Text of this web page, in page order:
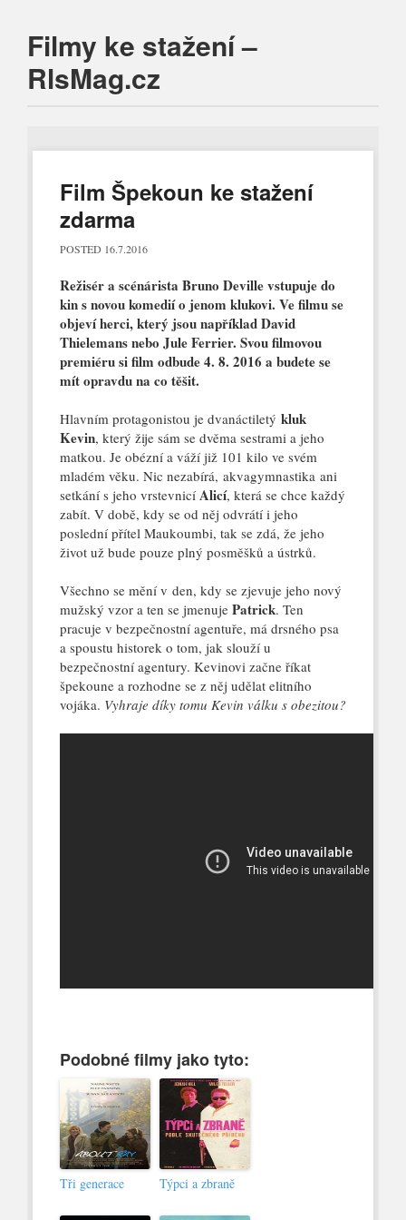
Filmy ke stažení –
RlsMag.cz
content
Film Špekoun ke stažení
zdarma
POSTED 16.7.2016
Režisér a scénárista Bruno Deville vstupuje do
kin s novou komedií o jenom klukovi. Ve filmu se
objeví herci, který jsou například David
Thielemans nebo Jule Ferrier. Svou filmovou
premiéru si film odbude 4. 8. 2016 a budete se
mít opravdu na co těšit.
Hlavním protagonistou je dvanáctiletý kluk
Kevin, který žije sám se dvěma sestrami a jeho
matkou. Je obézní a váží již 101 kilo ve svém
mladém věku. Nic nezabírá, akvagymnastika ani
setkání s jeho vrstevnicíAlicí, která se chce každý
zabít. V době, kdy se od něj odvrátí i jeho
poslední přítel Maukoumbi, tak se zdá, že jeho
život už bude pouze plný posměšků a ústrků.
Všechno se mění v den, kdy se zjevuje jeho nový
mužský vzor a ten se jmenuje Patrick. Ten
pracuje v bezpečnostní agentuře, má drsného psa
a spoustu historek o tom, jak slouží u
bezpečnostní agentury. Kevinovi začne říkat
špekoune a rozhodne se z něj udělat elitního
vojáka. Vyhraje díky tomu Kevin válku s obezitou?
Podobné filmy jako tyto:
Tři generace Týpci a zbraně